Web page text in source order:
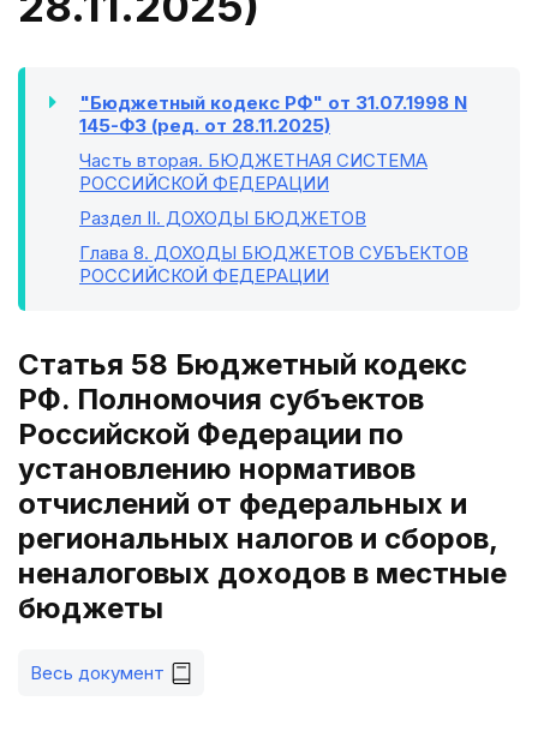
"Бюджетный кодекс РФ" от 31.07.1998 N
145-ФЗ (ред. от 28.11.2025)
Часть вторая. БЮДЖЕТНАЯ СИСТЕМА
РОССИЙСКОЙ ФЕДЕРАЦИИ
Раздел II. ДОХОДЫ БЮДЖЕТОВ
Глава 8. ДОХОДЫ БЮДЖЕТОВ СУБЪЕКТОВ
РОССИЙСКОЙ ФЕДЕРАЦИИ
Статья 58 Бюджетный кодекс
РФ. Полномочия субъектов
Российской Федерации по
установлению нормативов
отчислений от федеральных и
региональных налогов и сборов,
неналоговых доходов в местные
бюджеты
Весь документ